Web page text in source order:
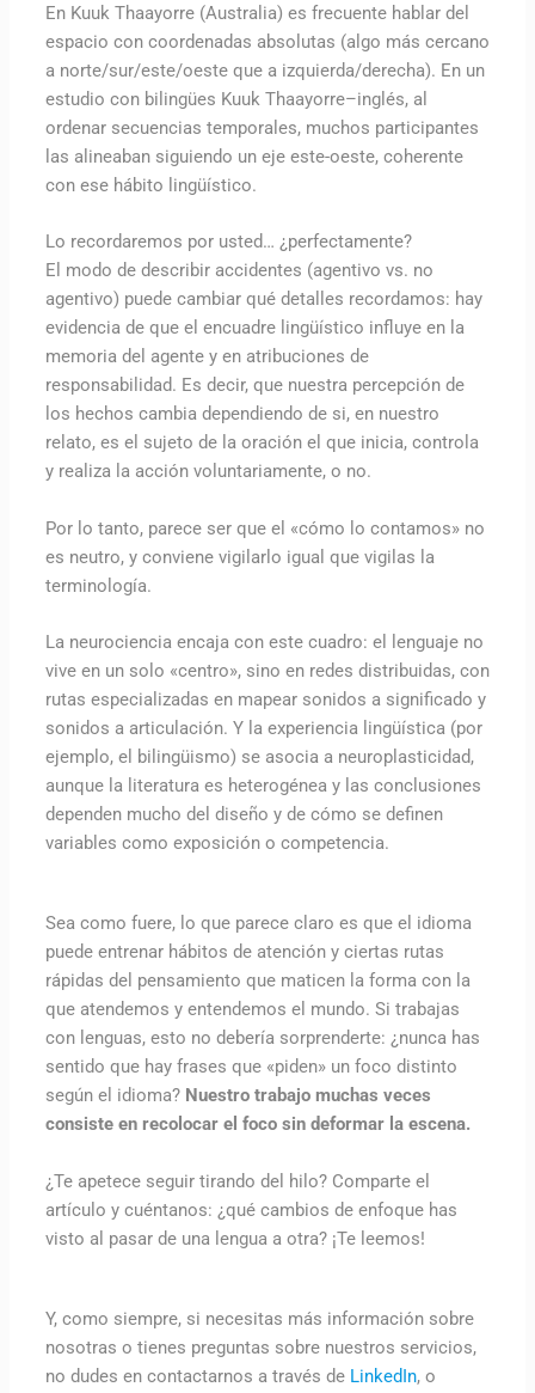
En Kuuk Thaayorre (Australia) es frecuente hablar del
espacio con coordenadas absolutas (algo más cercano
a norte/sur/este/oeste que a izquierda/derecha). En un
estudio con bilingües Kuuk Thaayorre–inglés, al
ordenar secuencias temporales, muchos participantes
las alineaban siguiendo un eje este-oeste, coherente
con ese hábito lingüístico.
Lo recordaremos por usted… ¿perfectamente?
El modo de describir accidentes (agentivo vs. no
agentivo) puede cambiar qué detalles recordamos: hay
evidencia de que el encuadre lingüístico influye en la
memoria del agente y en atribuciones de
responsabilidad. Es decir, que nuestra percepción de
los hechos cambia dependiendo de si, en nuestro
relato, es el sujeto de la oración el que inicia, controla
y realiza la acción voluntariamente, o no.
Por lo tanto, parece ser que el «cómo lo contamos» no
es neutro, y conviene vigilarlo igual que vigilas la
terminología.
La neurociencia encaja con este cuadro: el lenguaje no
vive en un solo «centro», sino en redes distribuidas, con
rutas especializadas en mapear sonidos a significado y
sonidos a articulación. Y la experiencia lingüística (por
ejemplo, el bilingüismo) se asocia a neuroplasticidad,
aunque la literatura es heterogénea y las conclusiones
dependen mucho del diseño y de cómo se definen
variables como exposición o competencia.
Sea como fuere, lo que parece claro es que el idioma
puede entrenar hábitos de atención y ciertas rutas
rápidas del pensamiento que maticen la forma con la
que atendemos y entendemos el mundo. Si trabajas
con lenguas, esto no debería sorprenderte: ¿nunca has
sentido que hay frases que «piden» un foco distinto
según el idioma? Nuestro trabajo muchas veces
consiste en recolocar el foco sin deformar la escena.
¿Te apetece seguir tirando del hilo? Comparte el
artículo y cuéntanos: ¿qué cambios de enfoque has
visto al pasar de una lengua a otra? ¡Te leemos!
Y, como siempre, si necesitas más información sobre
nosotras o tienes preguntas sobre nuestros servicios,
no dudes en contactarnos a través de LinkedIn, o